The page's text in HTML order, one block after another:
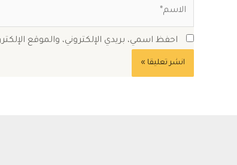
احفظ اسمي، بريدي الإلكتروني، والموقع